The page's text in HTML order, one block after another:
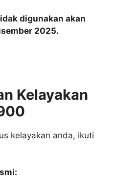
digunakan akan
2025.
Kelayakan
kelayakan anda, ikuti